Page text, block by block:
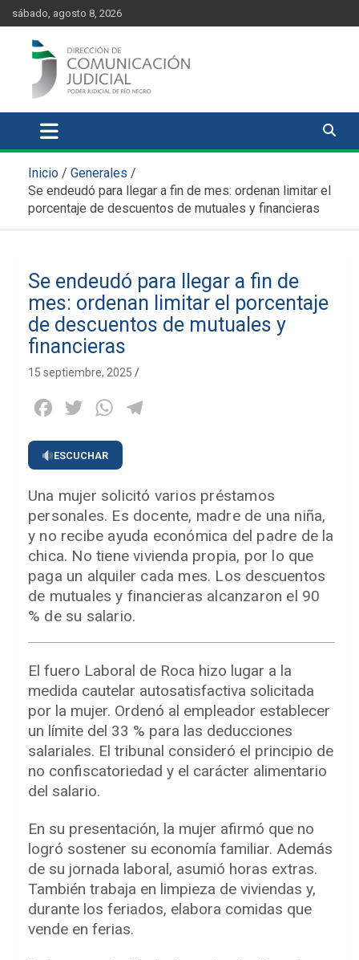
content
Skip
to
content
sábado, agosto 8, 2026
Comunicación Judicial
Inicio
Generales
Se endeudó para llegar a fin de mes: ordenan limitar el
porcentaje de descuentos de mutuales y financieras
Se endeudó para llegar a fin de
mes: ordenan limitar el porcentaje
de descuentos de mutuales y
financieras
15 septiembre, 2025
Facebook
Twitter WhatsApp
ESCUCHAR
Una mujer solicitó varios préstamos
personales. Es docente, madre de una niña,
y no recibe ayuda económica del padre de la
chica. No tiene vivienda propia, por lo que
paga un alquiler cada mes. Los descuentos
de mutuales y financieras alcanzaron el 90
% de su salario.
El fuero Laboral de Roca hizo lugar a la
medida cautelar autosatisfactiva solicitada
por la mujer. Ordenó al empleador establecer
un límite del 33 % para las deducciones
salariales. El tribunal consideró el principio de
no confiscatoriedad y el carácter alimentario
del salario.
En su presentación, la mujer afirmó que no
logró sostener su economía familiar. Además
de su jornada laboral, asumió horas extras.
También trabaja en limpieza de viviendas y,
durante los feriados, elabora comidas que
vende en ferias.